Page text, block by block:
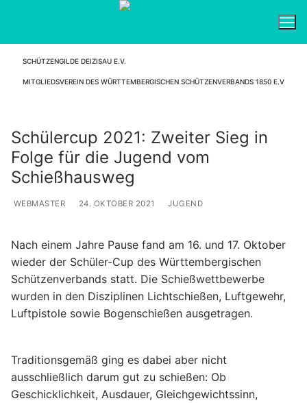
springen
Suchen nach:
SCHÜTZENGILDE DEIZISAU E.V.
MITGLIEDSVEREIN DES WÜRTTEMBERGISCHEN SCHÜTZENVERBANDS 1850 E.V
Schülercup 2021: Zweiter Sieg in
Folge für die Jugend vom
Schießhausweg
WEBMASTER 24. OKTOBER 2021 JUGEND
Nach einem Jahre Pause fand am 16. und 17. Oktober
wieder der Schüler-Cup des Württembergischen
Schützenverbands statt. Die Schießwettbewerbe
wurden in den Disziplinen Lichtschießen, Luftgewehr,
Luftpistole sowie Bogenschießen ausgetragen.
Traditionsgemäß ging es dabei aber nicht
ausschließlich darum gut zu schießen: Ob
Geschicklichkeit, Ausdauer, Gleichgewichtssinn,